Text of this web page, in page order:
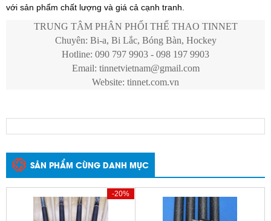
với sản phẩm chất lượng và giá cả cạnh tranh.
TRUNG TÂM PHÂN PHỐI THỂ THAO TINNET
Chuyên: Bi-a, Bi Lắc, Bóng Bàn, Hockey
Hotline: 090 797 9903 - 098 197 9903
Email: tinnetvietnam@gmail.com
Website: tinnet.com.vn
SẢN PHẨM CÙNG DANH MỤC
-20%